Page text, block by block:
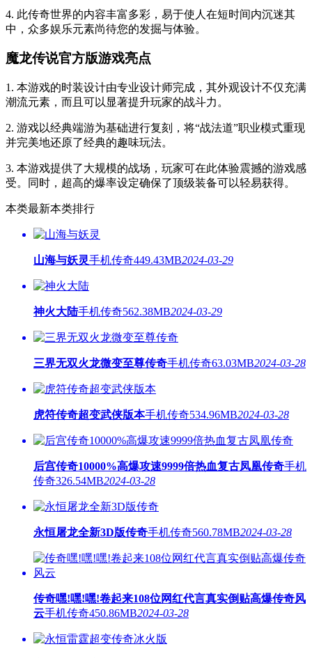
4. 此传奇世界的内容丰富多彩，易于使人在短时间内沉迷其
中，众多娱乐元素尚待您的发掘与体验。
魔龙传说官方版游戏亮点
1. 本游戏的时装设计由专业设计师完成，其外观设计不仅充满
潮流元素，而且可以显著提升玩家的战斗力。
2. 游戏以经典端游为基础进行复刻，将“战法道”职业模式重现
并完美地还原了经典的趣味玩法。
3. 本游戏提供了大规模的战场，玩家可在此体验震撼的游戏感
受。同时，超高的爆率设定确保了顶级装备可以轻易获得。
本类最新本类排行
山海与妖灵手机传奇449.43MB2024-03-29
神火大陆手机传奇562.38MB2024-03-29
三界无双火龙微变至尊传奇手机传奇63.03MB2024-03-28
虎符传奇超变武侠版本手机传奇534.96MB2024-03-28
后宫传奇10000%高爆攻速9999倍热血复古凤凰传奇手机
传奇326.54MB2024-03-28
永恒屠龙全新3D版传奇手机传奇560.78MB2024-03-28
传奇嘿!嘿!嘿!卷起来108位网红代言真实倒贴高爆传奇风
云手机传奇450.86MB2024-03-28